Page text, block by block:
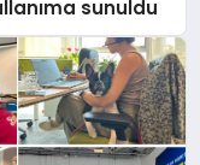
sunuldu